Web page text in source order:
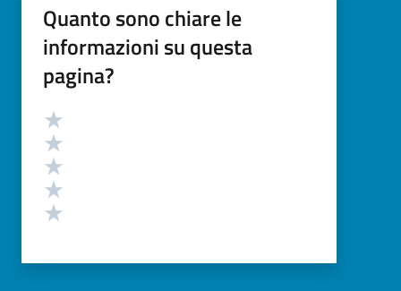
Quanto sono chiare le
informazioni su questa
pagina?
Valutazione